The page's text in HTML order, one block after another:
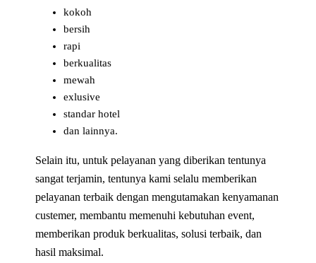
kokoh
bersih
rapi
berkualitas
mewah
exlusive
standar hotel
dan lainnya.
Selain itu, untuk pelayanan yang diberikan tentunya
sangat terjamin, tentunya kami selalu memberikan
pelayanan terbaik dengan mengutamakan kenyamanan
custemer, membantu memenuhi kebutuhan event,
memberikan produk berkualitas, solusi terbaik, dan
hasil maksimal.